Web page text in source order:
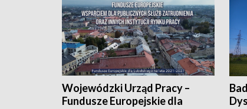
Wojewódzki Urząd Pracy –
Fundusze Europejskie dla